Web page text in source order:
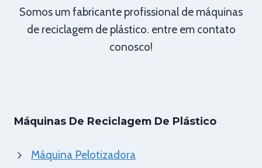
Somos um fabricante profissional de máquinas
de reciclagem de plástico. entre em contato
conosco!
Máquinas De Reciclagem De Plástico
Máquina Pelotizadora